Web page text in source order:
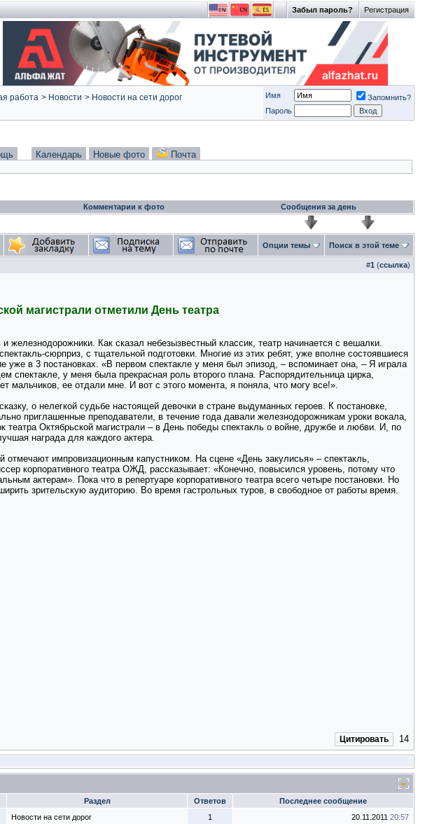
Регистрация
Забыл пароль?
работа > Новости > Новости на сети дорог Имя
Запомнить?
Пароль
Календарь Новые фото Почта
Комментарии к фото Сообщения за день
Опции темы Поиск в этой теме
#1 (ссылка)
магистрали отметили День театра
Как сказал небезызвестный классик, театр начинается с вешалки.
сюрприз, с тщательной подготовки. Многие из этих ребят, уже вполне состоявшиеся
уже в 3 постановках. «В первом спектакле у меня был эпизод, – вспоминает она, – Я играла
у меня была прекрасная роль второго плана. Распорядительница цирка,
мальчиков, ее отдали мне. И вот с этого момента, я поняла, что могу все!».
о нелегкой судьбе настоящей девочки в стране выдуманных героев. К постановке,
приглашенные преподаватели, в течение года давали железнодорожникам уроки вокала,
Октябрьской магистрали – в День победы спектакль о войне, дружбе и любви. И, по
награда для каждого актера.
отмечают импровизационным капустником. На сцене «День закулисья» – спектакль,
корпоративного театра ОЖД, рассказывает: «Конечно, повысился уровень, потому что
актерам». Пока что в репертуаре корпоративного театра всего четыре постановки. Но
зрительскую аудиторию. Во время гастрольных туров, в свободное от работы время.
Цитировать 14
Раздел Ответов Последнее сообщение
Новости на сети дорог 1 20.11.2011 20:57